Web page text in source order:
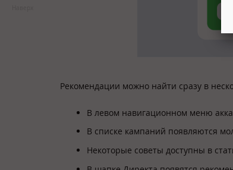
Рекомендации можно найти сразу в
В левом навигационном меню
В списке кампаний появляются
Некоторые советы доступны в